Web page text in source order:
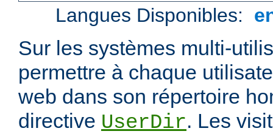
Langues Disponibles:
Sur les systèmes multi-
permettre à chaque
web dans son répertoire
directive UserDir. Les